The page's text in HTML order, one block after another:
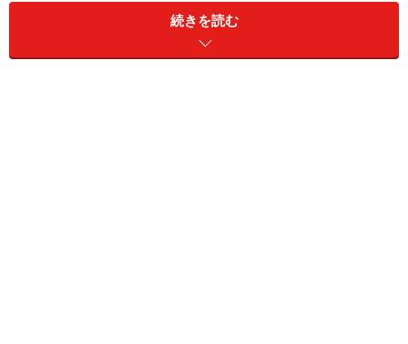
参考までに、首都圏（東京都、神奈川県、千葉県、埼玉
県、茨城県南部）で平成25年１年間に分譲された新築建
続きを読む